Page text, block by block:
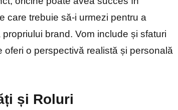
care trebuie să-i urmezi pentru a
brand. Vom include și sfaturi
o perspectivă realistă și personală
și Roluri